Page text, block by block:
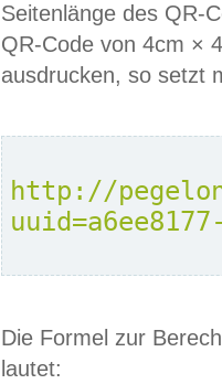
Seitenlänge des QR-
QR-Code von 4cm ×
ausdrucken, so setzt
http://
Die Formel zur
lautet: